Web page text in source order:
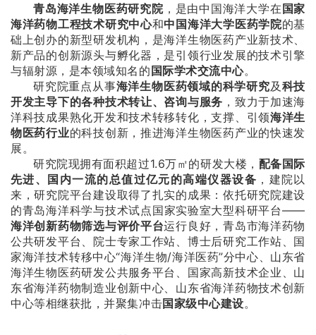
青岛海洋生物医药研究院，是由中国海洋大学在国家
海洋药物工程技术研究中心和中国海洋大学医药学院的基
础上创办的新型研发机构，是海洋生物医药产业新技术、
新产品的创新源头与孵化器，是引领行业发展的技术引擎
与辐射源，是本领域知名的国际学术交流中心。
研究院重点从事海洋生物医药领域的科学研究及 科技
开发主导下的各种技术转让、咨询与服务 ，致力于加速海
洋科技成果熟化开发和技术转移转化，支撑、引领海洋生
物医药行业的科技创新，推进海洋生物医药产业的快速发
展。
研究院现拥有面积超过1.6万㎡的研发大楼， 配备国际
先进、国内一流的总值过亿元的高端仪器设备 ，建院以
来，研究院平台建设取得了扎实的成果：依托研究院建设
的青岛海洋科学与技术试点国家实验室大型科研平台——
海洋创新药物筛选与评价平台运行良好，青岛市海洋药物
公共研发平台、院士专家工作站、博士后研究工作站、国
家海洋技术转移中心“海洋生物/海洋医药”分中心、山东省
海洋生物医药研发公共服务平台、国家高新技术企业、山
东省海洋药物制造业创新中心、山东省海洋药物技术创新
中心等相继获批，并聚集冲击国家级中心建设。